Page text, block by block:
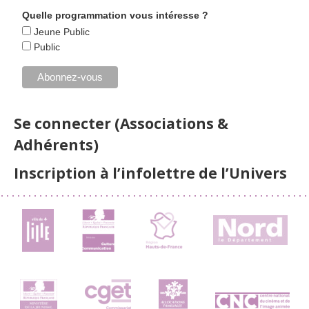
Quelle programmation vous intéresse ?
Jeune Public
Public
Se connecter (Associations &
Adhérents)
Inscription à l’infolettre de l’Univers